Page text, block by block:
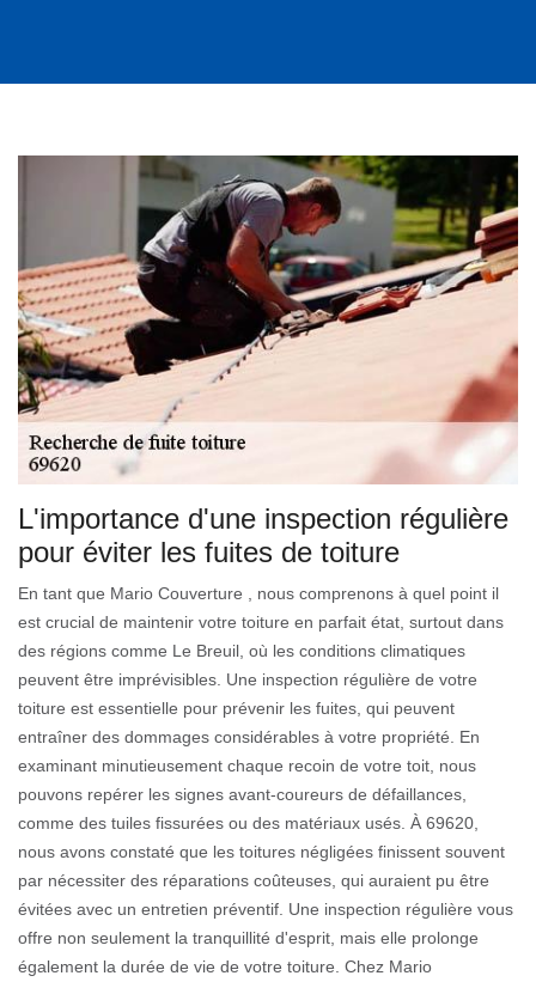
L'importance d'une inspection régulière
pour éviter les fuites de toiture
En tant que Mario Couverture , nous comprenons à quel point il
est crucial de maintenir votre toiture en parfait état, surtout dans
des régions comme Le Breuil, où les conditions climatiques
peuvent être imprévisibles. Une inspection régulière de votre
toiture est essentielle pour prévenir les fuites, qui peuvent
entraîner des dommages considérables à votre propriété. En
examinant minutieusement chaque recoin de votre toit, nous
pouvons repérer les signes avant-coureurs de défaillances,
comme des tuiles fissurées ou des matériaux usés. À 69620,
nous avons constaté que les toitures négligées finissent souvent
par nécessiter des réparations coûteuses, qui auraient pu être
évitées avec un entretien préventif. Une inspection régulière vous
offre non seulement la tranquillité d'esprit, mais elle prolonge
également la durée de vie de votre toiture. Chez Mario